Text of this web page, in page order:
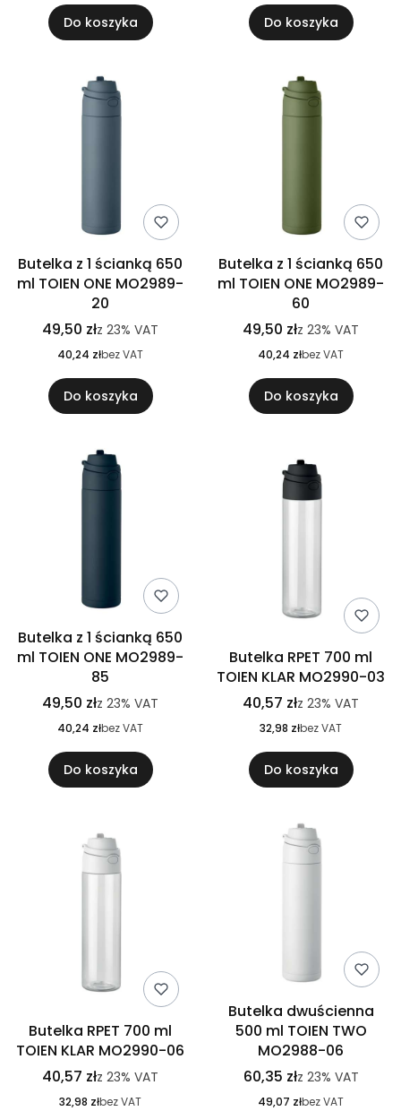
Do koszyka Do koszyka
Butelka z 1 ścianką 650
ml TOIEN ONE MO2989-
20
49,50 złz 23% VAT
40,24 złbez VAT
Do koszyka
Butelka z 1 ścianką 650
ml TOIEN ONE MO2989-
60
49,50 złz 23% VAT
40,24 złbez VAT
Do koszyka
Butelka z 1 ścianką 650
ml TOIEN ONE MO2989-
85
49,50 złz 23% VAT
40,24 złbez VAT
Do koszyka
Butelka RPET 700 ml
TOIEN KLAR MO2990-03
40,57 złz 23% VAT
32,98 złbez VAT
Do koszyka
Butelka RPET 700 ml
TOIEN KLAR MO2990-06
40,57 złz 23% VAT
32,98 złbez VAT
Butelka dwuścienna
500 ml TOIEN TWO
MO2988-06
60,35 złz 23% VAT
49,07 złbez VAT